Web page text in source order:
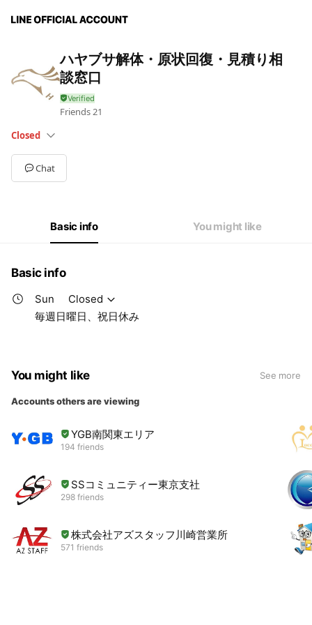
ハヤブサ解体・原状回復・見積り相
談窓口
Friends21
Closed
SunClosed
Mon08:00 - 18:30
Tue
08:00 - 18:30
08:00 - 18:30
毎週日曜日、祝日休み
Chat
Basic info You might like
Basic info
Sun
Closed
毎週日曜日、祝日休み
You might like See more
Accounts others are viewing
YGB南関東エリア
194 friends
SSコミュニティー東京支社
298 friends
株式会社アズスタッフ川崎営業所
571 friends